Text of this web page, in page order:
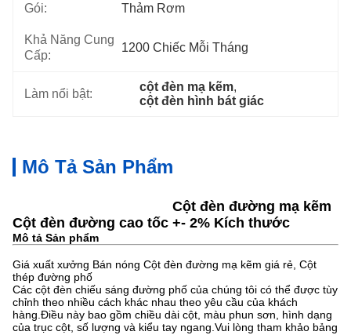
Gói:
Thảm Rơm
Khả Năng Cung
Cấp:
1200 Chiếc Mỗi Tháng
Làm nổi bật:
cột đèn mạ kẽm,
cột đèn hình bát giác
Mô Tả Sản Phẩm
Cột đèn đường mạ kẽm
Cột đèn đường cao tốc +- 2% Kích thước
Mô tả Sản phẩm
Giá xuất xưởng Bán nóng Cột đèn đường mạ kẽm giá rẻ, Cột
thép đường phố
Các cột đèn chiếu sáng đường phố của chúng tôi có thể được tùy
chỉnh theo nhiều cách khác nhau theo yêu cầu của khách
hàng.Điều này bao gồm chiều dài cột, màu phun sơn, hình dạng
của trục cột, số lượng và kiểu tay ngang.Vui lòng tham khảo bảng